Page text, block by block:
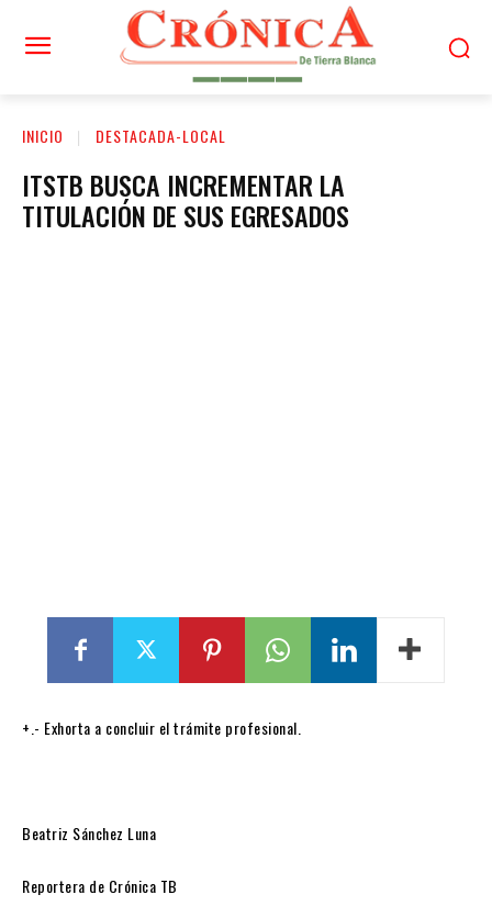
INICIO DESTACADA-LOCAL
ITSTB BUSCA INCREMENTAR LA
TITULACIÓN DE SUS EGRESADOS
+.- Exhorta a concluir el trámite profesional.
Beatriz Sánchez Luna
Reportera de Crónica TB